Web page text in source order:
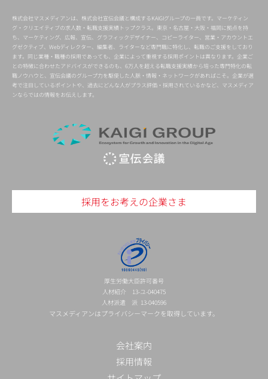
株式会社マスメディアンは、株式会社宣伝会議と構成するKAIGIグループの一員です。マーケティン
グ・クリエイティブの求人数・転職支援実績トップクラス。東京・名古屋・大阪・福岡に拠点を持
ち、マーケティング、広報、宣伝、グラフィックデザイナー、コピーライター、営業・アカウントエ
グゼクティブ、Webディレクター、編集者、ライターなど専門職に特化し、転職のご支援をしており
ます。同じ業種・職種の採用であっても、企業によって重視する採用ポイントは異なります。企業ご
との特徴に合わせたアドバイスができるのも、6万人を超える転職支援実績から培った専門特化の転
職ノウハウと、宣伝会議のグループ力を駆使した人脈・情報・ネットワークがあればこそ。企業が選
考で注目しているポイントや、過去にどんな人がプラス評価・採用されているかなど、マスメディア
ンならではの情報をお伝えします。
採用をお考えの企業さま
厚生労働大臣許可番号
人材紹介 13-ユ-040475
人材派遣 派 13-040596
マスメディアンはプライバシーマークを取得しています。
会社案内
採用情報